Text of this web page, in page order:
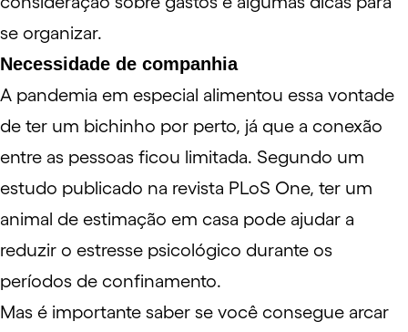
se organizar.
Necessidade de companhia
A pandemia em especial alimentou essa vontade
de ter um bichinho por perto, já que a conexão
entre as pessoas ficou limitada. Segundo um
estudo publicado na revista PLoS One, ter um
animal de estimação em casa pode ajudar a
reduzir o estresse psicológico durante os
períodos de confinamento.
Mas é importante saber se você consegue arcar